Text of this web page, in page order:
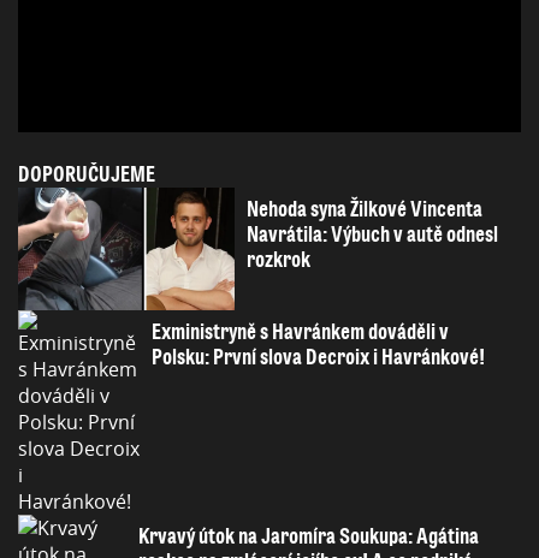
DOPORUČUJEME
Nehoda syna Žilkové Vincenta
Navrátila: Výbuch v autě odnesl
rozkrok
Exministryně s Havránkem dováděli v
Polsku: První slova Decroix i Havránkové!
Krvavý útok na Jaromíra Soukupa: Agátina